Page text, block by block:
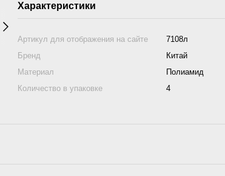
Характеристики
Артикул для отображения на сайте
7108л
Бренд
Китай
Материал
Полиамид
Количество в упаковке
4